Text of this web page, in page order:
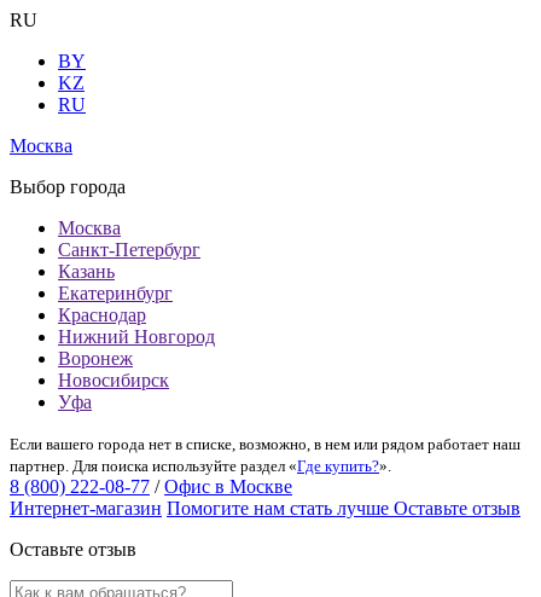
RU
BY
KZ
RU
Москва
Выбор города
Москва
Санкт-Петербург
Казань
Екатеринбург
Краснодар
Нижний Новгород
Воронеж
Новосибирск
Уфа
Если вашего города нет в списке, возможно, в нем или рядом работает наш
партнер. Для поиска используйте раздел «Где купить?».
8 (800) 222-08-77 / Офис в Москве
Интернет-магазин Помогите нам стать лучше Оставьте отзыв
Оставьте отзыв